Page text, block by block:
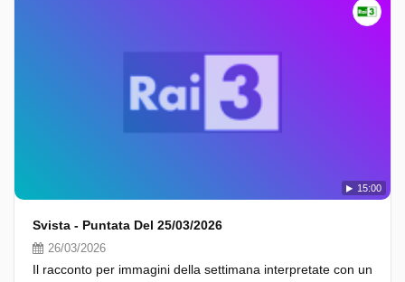
15:00
Svista - Puntata Del 25/03/2026
26/03/2026
Il racconto per immagini della settimana interpretate con un